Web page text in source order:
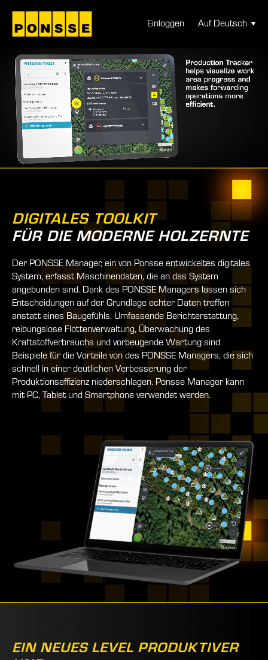
Auf Deutsch
Ponsse Manager 2.0
Einloggen
DIGITALES TOOLKIT
FÜR DIE MODERNE HOLZERNTE
Der PONSSE Manager, ein von Ponsse entwickeltes digitales
System, erfasst Maschinendaten, die an das System
angebunden sind. Dank des PONSSE Managers lassen sich
Entscheidungen auf der Grundlage echter Daten treffen
anstatt eines Baugefühls. Umfassende Berichterstattung,
reibungslose Flottenverwaltung, Überwachung des
Kraftstoffverbrauchs und vorbeugende Wartung sind
Beispiele für die Vorteile von des PONSSE Managers, die sich
schnell in einer deutlichen Verbesserung der
Produktionseffizienz niederschlagen. Ponsse Manager kann
mit PC, Tablet und Smartphone verwendet werden.
EIN NEUES LEVEL PRODUKTIVER